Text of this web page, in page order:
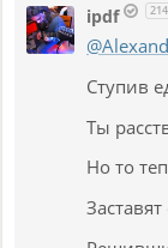
ipdf
Ступив
Ты
Но то